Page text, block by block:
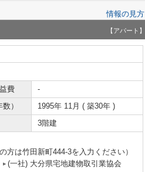
情報の見方
【アパート】
費
-
）
1995年 11月 ( 築30年 )
3階建
方は竹田新町444-3を入力ください）
(一社) 大分県宅地建物取引業協会